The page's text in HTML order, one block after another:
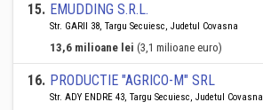
15. EMUDDING S.R.L.
Str. GARII 38, Targu Secuiesc, Judetul Covasna
13,6 milioane lei (3,1 milioane euro)
16. PRODUCTIE "AGRICO-M" SRL
Str. ADY ENDRE 43, Targu Secuiesc, Judetul Covasna